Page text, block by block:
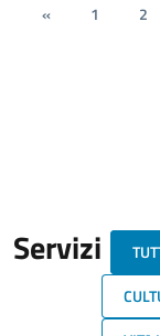
« 1 2
Servizi